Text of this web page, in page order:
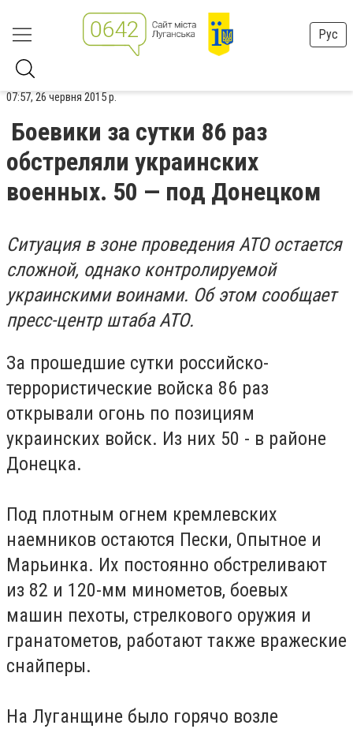
Рус
07:57, 26 червня 2015 р.
Боевики за сутки 86 раз
обстреляли украинских
военных. 50 — под Донецком
Ситуация в зоне проведения АТО остается
сложной, однако контролируемой
украинскими воинами. Об этом сообщает
пресс-центр штаба АТО.
За прошедшие сутки российско-
террористические войска 86 раз
открывали огонь по позициям
украинских войск. Из них 50 - в районе
Донецка.
Под плотным огнем кремлевских
наемников остаются Пески, Опытное и
Марьинка. Их постоянно обстреливают
из 82 и 120-мм минометов, боевых
машин пехоты, стрелкового оружия и
гранатометов, работают также вражеские
снайперы.
На Луганщине было горячо возле